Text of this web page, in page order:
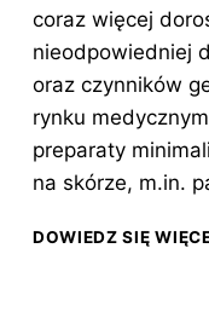
coraz więcej
nieodpowiedniej
oraz czynników
rynku
preparaty
na skórze, m.in.
DOWIEDZ SIĘ